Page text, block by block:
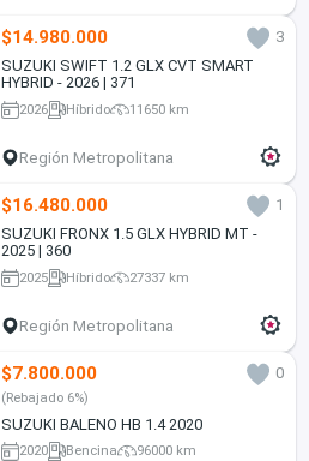
$14.980.000
3
SUZUKI SWIFT 1.2 GLX CVT SMART
HYBRID - 2026 | 371
2026 Híbrido 11650 km
Región Metropolitana
$16.480.000
1
SUZUKI FRONX 1.5 GLX HYBRID MT -
2025 | 360
2025 Híbrido 27337 km
Región Metropolitana
$7.800.000 0
(Rebajado 6%)
SUZUKI BALENO HB 1.4 2020
2020 Bencina 96000 km